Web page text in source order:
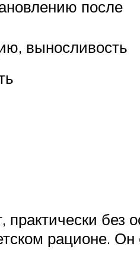
после
выносливость
практически
рационе.